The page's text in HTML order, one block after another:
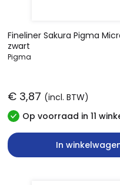
Fineliner Sakura Pigma
zwart
Pigma
€ 3,87 (incl. BTW)
Op voorraad in 11
In